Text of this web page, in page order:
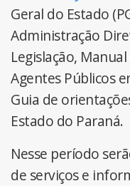
Geral do Estado
Administração
Legislação,
Agentes Públicos
Guia de
Estado do Paraná.
Nesse período
de serviços e